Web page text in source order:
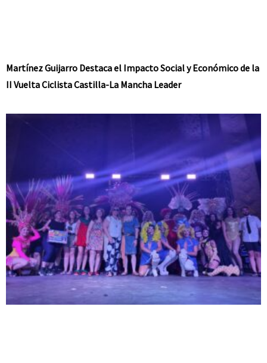
Martínez Guijarro Destaca el Impacto Social y Económico de la
II Vuelta Ciclista Castilla-La Mancha Leader